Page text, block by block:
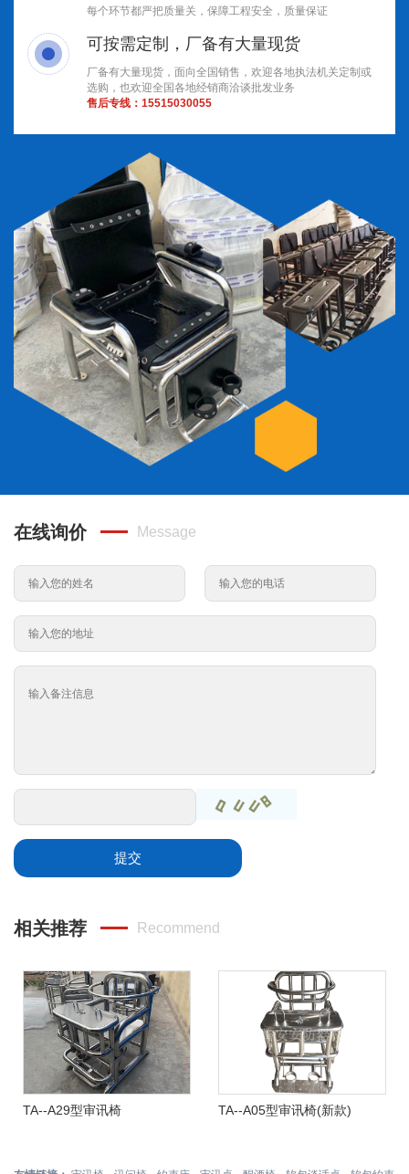
每个环节都严把质量关，保障工程安全，质量保证
可按需定制，厂备有大量现货
厂备有大量现货，面向全国销售，欢迎各地执法机关定制或
选购，也欢迎全国各地经销商洽谈批发业务
售后专线： 15515030055
在线询价 Message
提交
相关推荐 Recommend
TA--A29型审讯椅 TA--A05型审讯椅(新款)